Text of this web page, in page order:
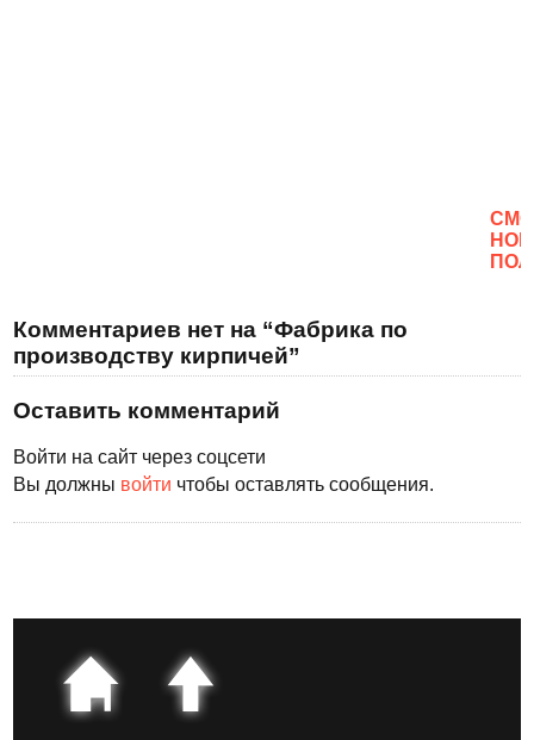
Комментариев нет на “Фабрика по
производству кирпичей”
Оставить комментарий
Войти на сайт через соцсети
Вы должны войти чтобы оставлять сообщения.